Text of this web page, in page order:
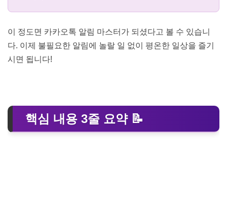
이 정도면 카카오톡 알림 마스터가 되셨다고 볼 수 있습니
다. 이제 불필요한 알림에 놀랄 일 없이 평온한 일상을 즐기
시면 됩니다!
핵심 내용 3줄 요약 📝